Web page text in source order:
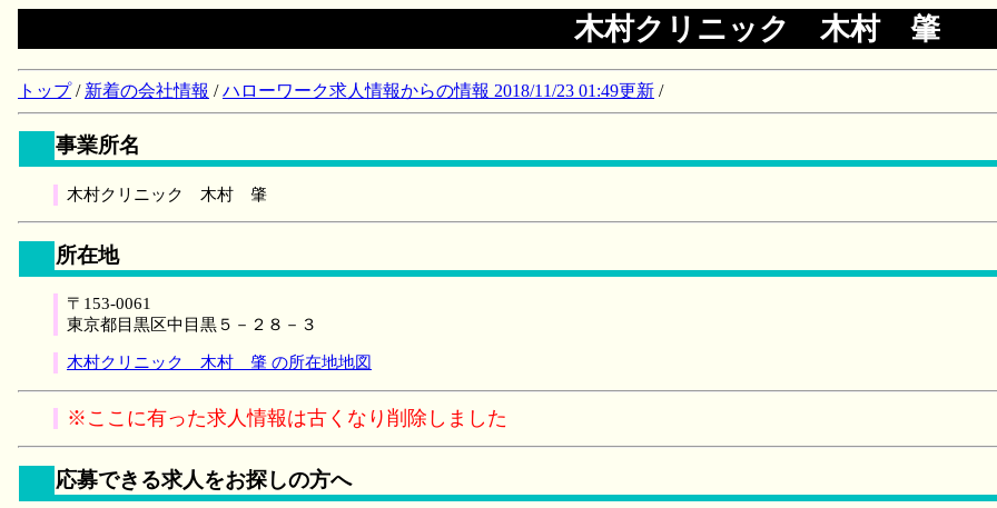
木村クリニック 木村 肇
トップ/ 新着の会社情報 /ハローワーク求人情報からの情報 2018/11/23 01:49更新 /
事業所名
木村クリニック 木村 肇
所在地
〒153-0061
東京都目黒区中目黒５－２８－３
木村クリニック 木村 肇 の所在地地図
※ここに有った求人情報は古くなり削除しました
応募できる求人をお探しの方へ